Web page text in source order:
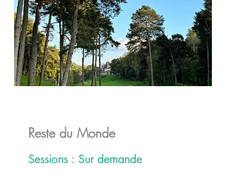
Reste du Monde
Sessions : Sur demande